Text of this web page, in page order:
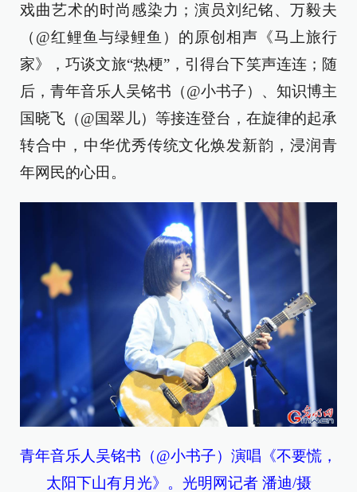
戏曲艺术的时尚感染力；演员刘纪铭、万毅夫
（@红鲤鱼与绿鲤鱼）的原创相声《马上旅行
家》，巧谈文旅“热梗”，引得台下笑声连连；随
后，青年音乐人吴铭书（@小书子）、知识博主
国晓飞（@国翠儿）等接连登台，在旋律的起承
转合中，中华优秀传统文化焕发新韵，浸润青
年网民的心田。
青年音乐人吴铭书（@小书子）演唱《不要慌，
太阳下山有月光》。光明网记者 潘迪/摄